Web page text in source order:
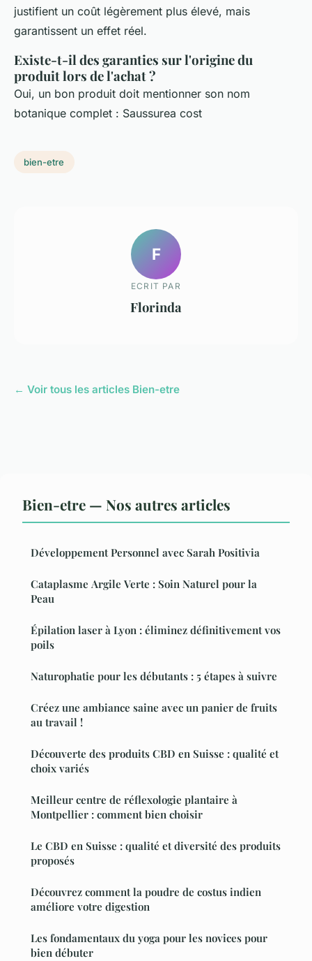
justifient un coût légèrement plus élevé, mais
garantissent un effet réel.
Existe-t-il des garanties sur l'origine du
produit lors de l'achat ?
Oui, un bon produit doit mentionner son nom
botanique complet : Saussurea cost
bien-etre
F
ECRIT PAR
Florinda
← Voir tous les articles Bien-etre
Bien-etre — Nos autres articles
Développement Personnel avec Sarah Positivia
Cataplasme Argile Verte : Soin Naturel pour la
Peau
Épilation laser à Lyon : éliminez définitivement vos
poils
Naturophatie pour les débutants : 5 étapes à suivre
Créez une ambiance saine avec un panier de fruits
au travail !
Découverte des produits CBD en Suisse : qualité et
choix variés
Meilleur centre de réflexologie plantaire à
Montpellier : comment bien choisir
Le CBD en Suisse : qualité et diversité des produits
proposés
Découvrez comment la poudre de costus indien
améliore votre digestion
Les fondamentaux du yoga pour les novices pour
bien débuter